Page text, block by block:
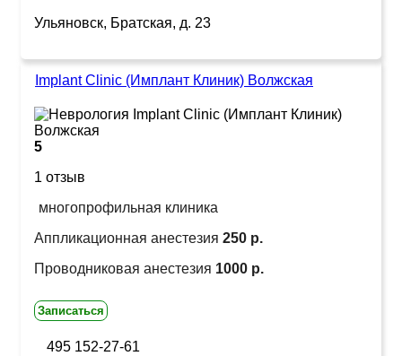
Ульяновск, Братская, д. 23
Implant Clinic (Имплант Клиник) Волжская
5
1 отзыв
многопрофильная клиника
Аппликационная анестезия 250 р.
Проводниковая анестезия 1000 р.
Записаться
495 152-27-61